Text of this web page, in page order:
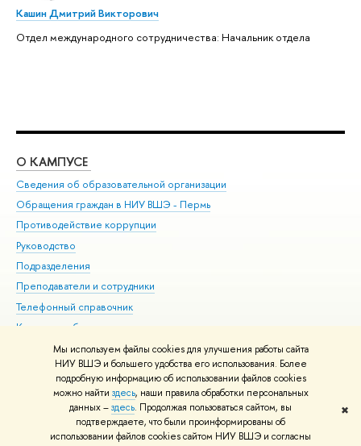
Мы используем файлы cookies для улучшения работы сайта
НИУ ВШЭ и большего удобства его использования. Более
подробную информацию об использовании файлов cookies
можно найти здесь, наши правила обработки персональных
данных –здесь. Продолжая пользоваться сайтом, вы
подтверждаете, что были проинформированы об
использовании файлов cookies сайтом НИУ ВШЭ и согласны
✖
Кашин Дмитрий Викторович
Отдел международного сотрудничества: Начальник отдела
О КАМПУСЕ
Сведения об образовательной организации
Обращения граждан в НИУ ВШЭ - Пермь
Противодействие коррупции
Руководство
Подразделения
Преподаватели и сотрудники
Телефонный справочник
Корпуса и общежития
ВШЭ для студентов с ограниченными возможностями
здоровья и инвалидностью
Единая платежная страница
© НИУ ВШЭ 1993–2026 Условия использования материалов Адреса